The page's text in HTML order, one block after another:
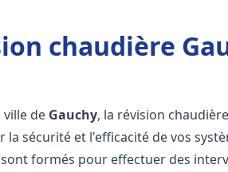
chaudière
ville de Gauchy, la révision chaudière
la sécurité et l'efficacité de vos
formés pour effectuer des